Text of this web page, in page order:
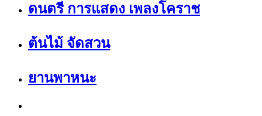
ดนตรี การแสดง เพลงโคราช
ต้นไม้ จัดสวน
ยานพาหนะ